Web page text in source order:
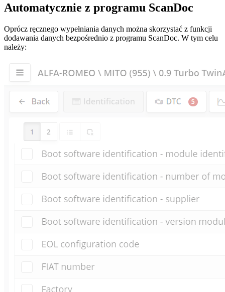
Automatycznie z programu ScanDoc
Oprócz ręcznego wypełniania danych można skorzystać z funkcji
dodawania danych bezpośrednio z programu ScanDoc. W tym celu
należy: